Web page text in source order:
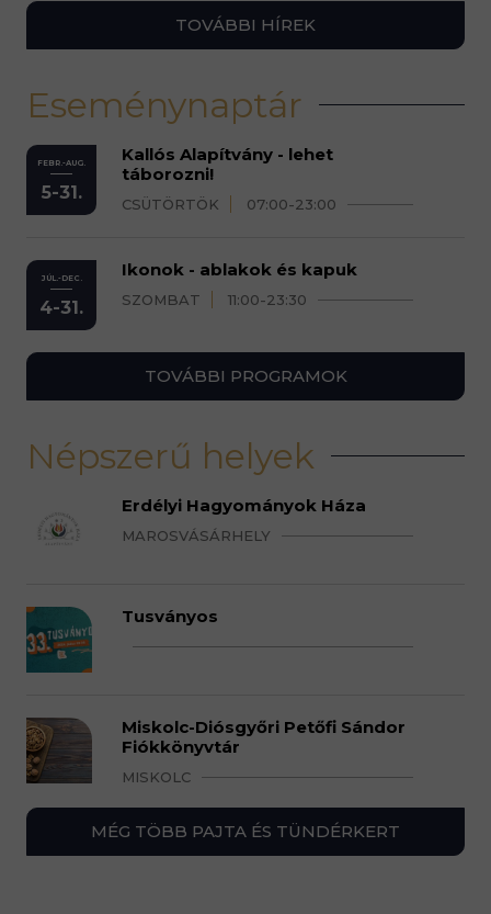
TOVÁBBI HÍREK
Eseménynaptár
FEBR.-AUG.
5-31.
Kallós Alapítvány - lehet
táborozni!
CSÜTÖRTÖK 07:00-23:00
JÚL.-DEC.
4-31.
Ikonok - ablakok és kapuk
SZOMBAT 11:00-23:30
TOVÁBBI PROGRAMOK
Népszerű helyek
Erdélyi Hagyományok Háza
MAROSVÁSÁRHELY
Tusványos
Miskolc-Diósgyőri Petőfi Sándor
Fiókkönyvtár
MISKOLC
MÉG TÖBB PAJTA ÉS TÜNDÉRKERT